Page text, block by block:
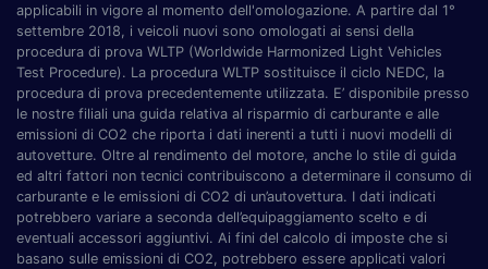
applicabili in vigore al momento dell'omologazione. A partire dal 1°
settembre 2018, i veicoli nuovi sono omologati ai sensi della
procedura di prova WLTP (Worldwide Harmonized Light Vehicles
Test Procedure). La procedura WLTP sostituisce il ciclo NEDC, la
procedura di prova precedentemente utilizzata. E’ disponibile presso
le nostre filiali una guida relativa al risparmio di carburante e alle
emissioni di CO2 che riporta i dati inerenti a tutti i nuovi modelli di
autovetture. Oltre al rendimento del motore, anche lo stile di guida
ed altri fattori non tecnici contribuiscono a determinare il consumo di
carburante e le emissioni di CO2 di un’autovettura. I dati indicati
potrebbero variare a seconda dell’equipaggiamento scelto e di
eventuali accessori aggiuntivi. Ai fini del calcolo di imposte che si
basano sulle emissioni di CO2, potrebbero essere applicati valori